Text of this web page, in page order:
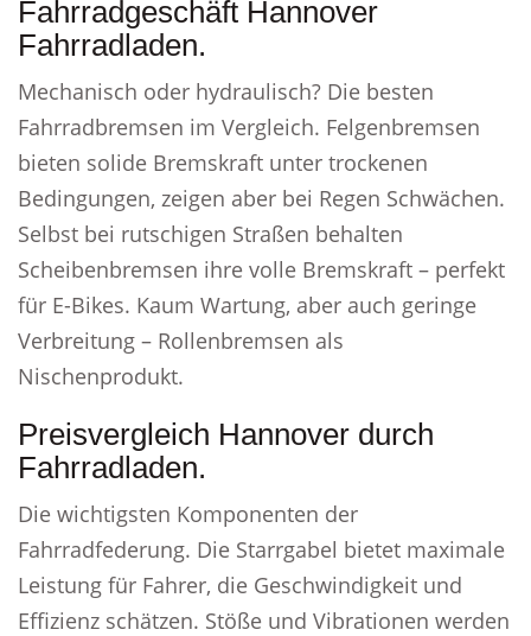
Fahrradgeschäft Hannover
Fahrradladen.
Mechanisch oder hydraulisch? Die besten
Fahrradbremsen im Vergleich. Felgenbremsen
bieten solide Bremskraft unter trockenen
Bedingungen, zeigen aber bei Regen Schwächen.
Selbst bei rutschigen Straßen behalten
Scheibenbremsen ihre volle Bremskraft – perfekt
für E-Bikes. Kaum Wartung, aber auch geringe
Verbreitung – Rollenbremsen als
Nischenprodukt.
Preisvergleich Hannover durch
Fahrradladen.
Die wichtigsten Komponenten der
Fahrradfederung. Die Starrgabel bietet maximale
Leistung für Fahrer, die Geschwindigkeit und
Effizienz schätzen. Stöße und Vibrationen werden